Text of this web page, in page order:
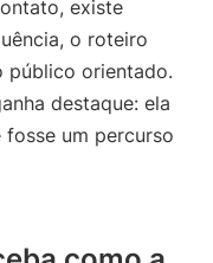
existe
o roteiro
público orientado.
destaque: ela
um percurso